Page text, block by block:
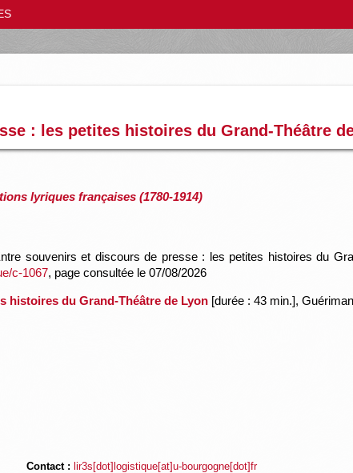
: les petites histoires du Grand-Théâtre
lyriques françaises (1780-1914)
souvenirs et discours de presse : les petites histoires du
c-1067, page consultée le 07/08/2026
histoires du Grand-Théâtre de Lyon [durée : 43 min.],
Contact : lir3s[dot]logistique[at]u-bourgogne[dot]fr